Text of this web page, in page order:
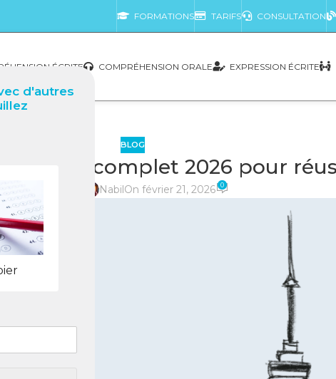
d'autres
FORMATIONS TARIFS CONSULTATION
ÉCRITE COMPRÉHENSION ORALE EXPRESSION ÉCRITE
BLOG
Guide complet 2026 pour
NabilOn février 21, 2026 0